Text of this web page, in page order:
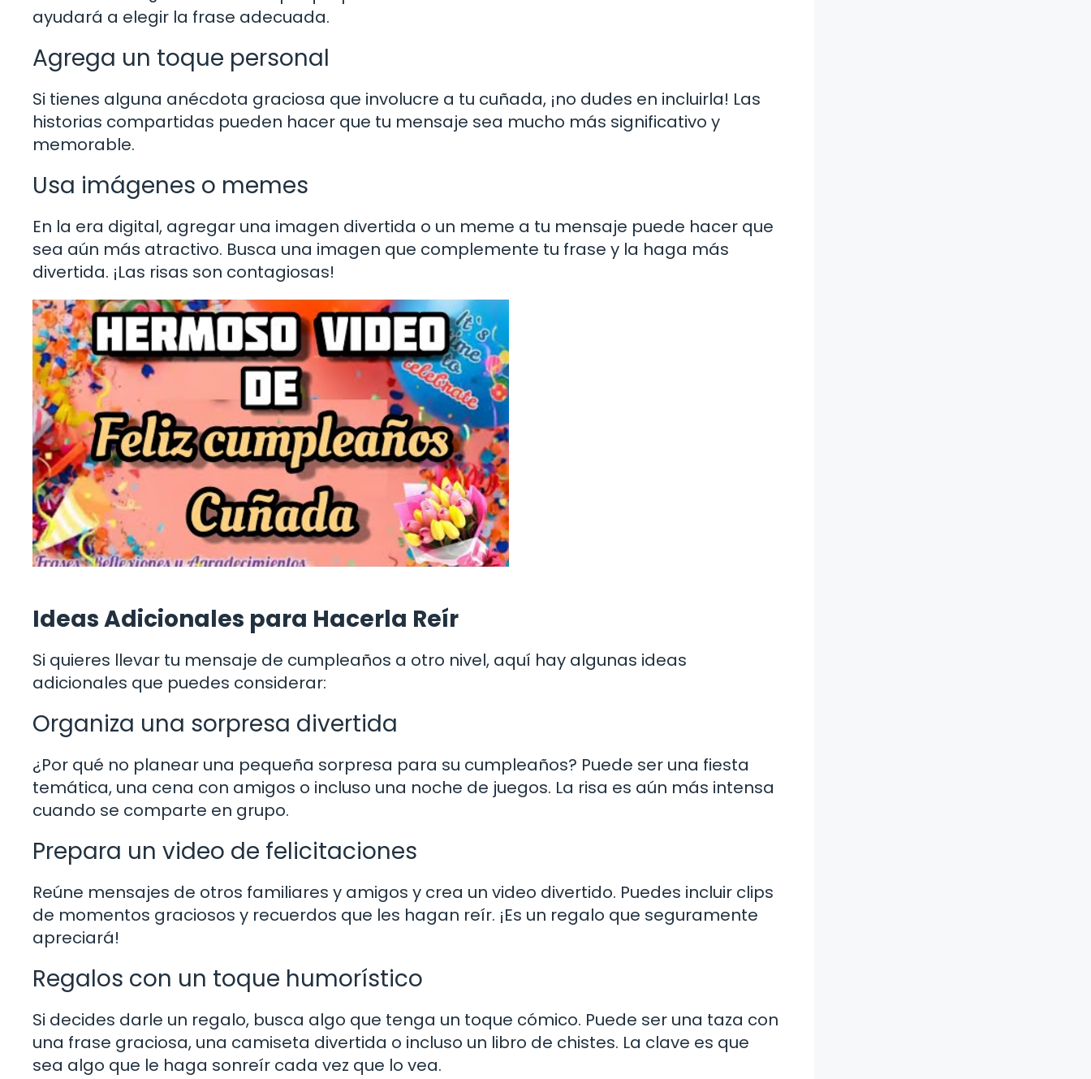
ayudará a elegir la frase adecuada.
Agrega un toque personal
Si tienes alguna anécdota graciosa que involucre a tu cuñada, ¡no dudes en incluirla! Las
historias compartidas pueden hacer que tu mensaje sea mucho más significativo y
memorable.
Usa imágenes o memes
En la era digital, agregar una imagen divertida o un meme a tu mensaje puede hacer que
sea aún más atractivo. Busca una imagen que complemente tu frase y la haga más
divertida. ¡Las risas son contagiosas!
Ideas Adicionales para Hacerla Reír
Si quieres llevar tu mensaje de cumpleaños a otro nivel, aquí hay algunas ideas
adicionales que puedes considerar:
Organiza una sorpresa divertida
¿Por qué no planear una pequeña sorpresa para su cumpleaños? Puede ser una fiesta
temática, una cena con amigos o incluso una noche de juegos. La risa es aún más intensa
cuando se comparte en grupo.
Prepara un video de felicitaciones
Reúne mensajes de otros familiares y amigos y crea un video divertido. Puedes incluir clips
de momentos graciosos y recuerdos que les hagan reír. ¡Es un regalo que seguramente
apreciará!
Regalos con un toque humorístico
Si decides darle un regalo, busca algo que tenga un toque cómico. Puede ser una taza con
una frase graciosa, una camiseta divertida o incluso un libro de chistes. La clave es que
sea algo que le haga sonreír cada vez que lo vea.